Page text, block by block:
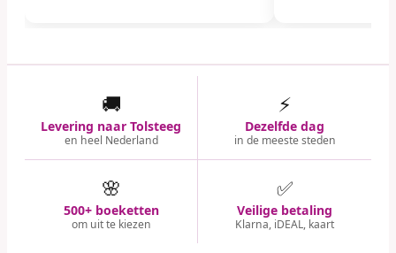
🚚
Levering naar Tolsteeg
en heel Nederland
⚡
Dezelfde dag
in de meeste steden
🌸
500+ boeketten
om uit te kiezen
✅
Veilige betaling
Klarna, iDEAL, kaart